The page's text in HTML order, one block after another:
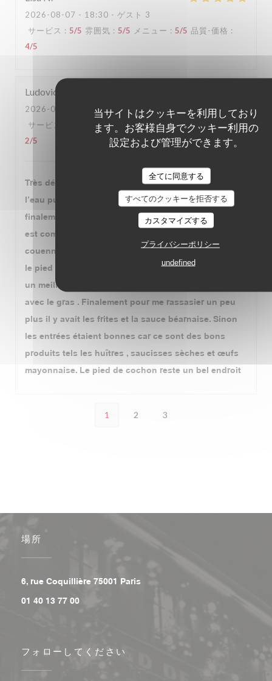
当サイトはクッキーを利用しており
ます。お客様自身でクッキー利用の
設定および管理ができます。
全てに同意する
すべてのクッキーを拒否する
カスタマイズする
プライバシーポリシー
undefined
2026-08-07 - 18:30 - ゲスト 3
サービス : 5/5 雰囲気 : 5/5 メニュー : 5/5 品質-価格 :
4/5
Ludovic
2026-08-07
- 12:30 - ゲスト 2
サービス
雰囲気: /5 メニュー : 3/5 品質-価格:
2/5
Très déçu par le pied de cochon grillé. Il est cuit dans
l’eau puis trempé dans une sorte de chapelure et
finalement très peu grillé. On vous sert un plat qui
est composé de 80 % d’os et de 20 % de graisse et de
couenne pas assez grillé. Ma compagne avait choisi
le pied de cochon farci façon périgourdine qui était
un meilleur choix car recomposé avec plus de chair
avec le gras . Finalement pour me rassasier un peu
plus il y avait les frites et la sauce béarnaise. Sinon
les entrées étaient bonnes car ce sont des bons
produits tels les huîtres , saucisses sèches et œufs
mayonnaise. Le pied de cochon reste un bel endroit
1 2 3
場所
6, rue Coquillière 75001 Paris
01 40 13 77 00
フォローしてください